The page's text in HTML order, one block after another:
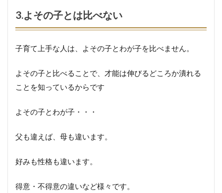
3.よその子とは比べない
子育て上手な人は、よその子とわが子を比べません。
よその子と比べることで、才能は伸びるどころか潰れる
ことを知っているからです
よその子とわが子・・・
父も違えば、母も違います。
好みも性格も違います。
得意・不得意の違いなど様々です。